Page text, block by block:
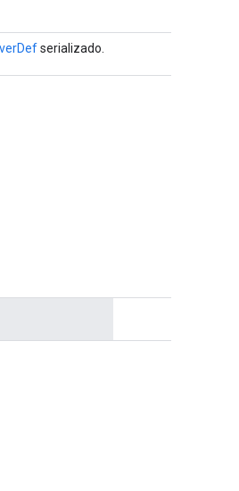
serializado.